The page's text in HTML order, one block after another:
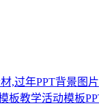
,过年PPT背景图片